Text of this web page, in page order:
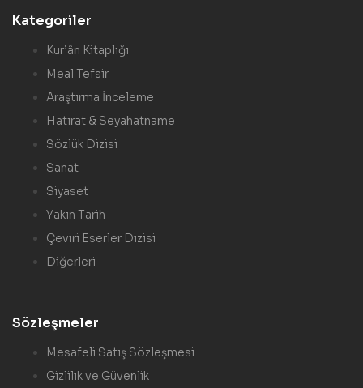
Kategoriler
Kur’ân Kitaplığı
Meal Tefsir
Araştırma İnceleme
Hatırat & Seyahatname
Sözlük Dizisi
Sanat
Siyaset
Yakın Tarih
Çeviri Eserler Dizisi
Diğerleri
Sözleşmeler
Mesafeli Satış Sözleşmesi
Gizlilik ve Güvenlik